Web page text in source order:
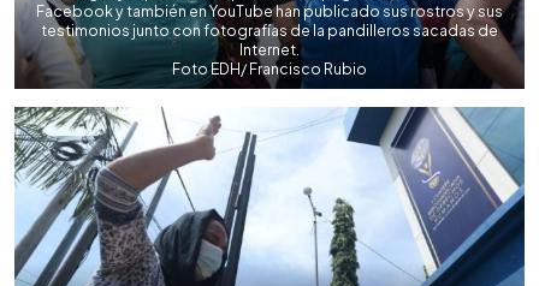
Facebook y también en YouTube han publicado sus rostros y sus
testimonios junto con fotografías de la pandilleros sacadas de
Internet.
Foto EDH/ Francisco Rubio